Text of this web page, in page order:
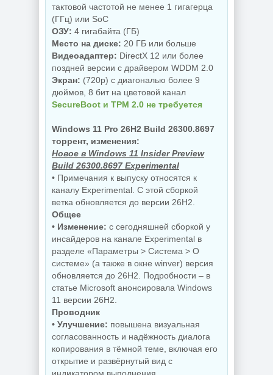
Редактор фото
ON1 Photo RAW
MAX 2026.5
20.5.0.19010 +
Creative Pack
Comodo Internet
Security Premium
12.4.0.8170 Final
Резервное
копирование
Hasleo Backup
Suite 5.9.2.1 by
Dodakaedr
NEW
Редактор
изображений Krita
5.3.3 by 7997
NEW
процессами
Windows Process
Lasso Pro
18.2.3.42
Захват снимков с
NEW
NEW
тактовой частотой не менее 1 гигагерца
(ГГц) или SoC
ОЗУ: 4 гигабайта (ГБ)
Место на диске: 20 ГБ или больше
Видеоадаптер: DirectX 12 или более
поздней версии с драйвером WDDM 2.0
Экран: (720p) с диагональю более 9
дюймов, 8 бит на цветовой канал
SecureBoot и TPM 2.0 не требуется
Windows 11 Pro 26H2 Build 26300.8697
торрент, изменения:
Новое в Windows 11 Insider Preview
Build 26300.8697 Experimental
• Примечания к выпуску относятся к
каналу Experimental. С этой сборкой
ветка обновляется до версии 26H2.
Общее
• Изменение: с сегодняшней сборкой у
инсайдеров на канале Experimental в
разделе «Параметры > Система > О
системе» (а также в окне winver) версия
обновляется до 26H2. Подробности – в
статье Microsoft анонсировала Windows
11 версии 26H2.
Проводник
• Улучшение: повышена визуальная
согласованность и надёжность диалога
копирования в тёмной теме, включая его
открытие и развёрнутый вид с